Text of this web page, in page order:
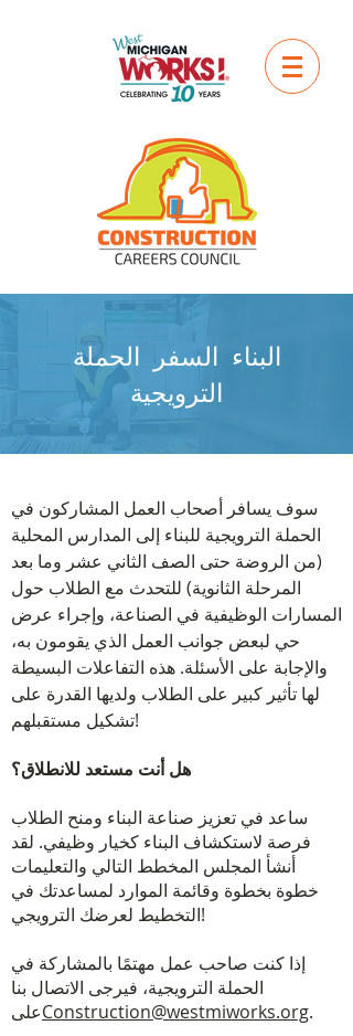
البناء السفر الحملة
الترويجية
سوف يسافر أصحاب العمل المشاركون في
الحملة الترويجية للبناء إلى المدارس المحلية
(من الروضة حتى الصف الثاني عشر وما بعد
المرحلة الثانوية) للتحدث مع الطلاب حول
المسارات الوظيفية في الصناعة، وإجراء عرض
حي لبعض جوانب العمل الذي يقومون به،
والإجابة على الأسئلة. هذه التفاعلات البسيطة
لها تأثير كبير على الطلاب ولديها القدرة على
تشكيل مستقبلهم!
هل أنت مستعد للانطلاق؟
ساعد في تعزيز صناعة البناء ومنح الطلاب
فرصة لاستكشاف البناء كخيار وظيفي. لقد
أنشأ المجلس المخطط التالي والتعليمات
خطوة بخطوة وقائمة الموارد لمساعدتك في
التخطيط لعرضك الترويجي!
إذا كنت صاحب عمل مهتمًا بالمشاركة في
الحملة الترويجية، فيرجى الاتصال بنا
علىConstruction@westmiworks.org.